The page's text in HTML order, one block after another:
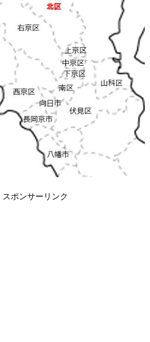
スポンサーリンク